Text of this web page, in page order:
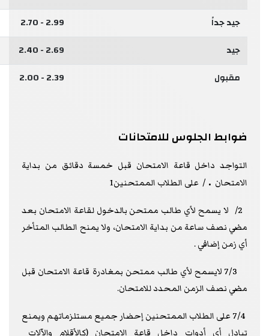
جيد جداً
2.99 - 2.70
جيد
2.69 - 2.40
مقبول
2.39 - 2.00
ضوابط الجلوس للامتحانات
التواجد داخل قاعة الامتحان قبل خمسة دقائق من بداية
الامتحان . / على الطلاب الممتحنين1
2/ لا يسمح لأي طالب ممتحن بالدخول لقاعة الامتحان بعد
مضي نصف ساعة من بداية الامتحان، ولا يمنح الطالب المتأخر
أي زمن إضافي .
7/3 لايسمح لأي طالب ممتحن بمغادرة قاعة الامتحان قبل
مضي نصف الزمن المحدد للامتحان.
7/4 على الطلاب الممتحنين إحضار جميع مستلزماتهم ويمنع
تبادل أي أدوات داخل قاعة الامتحان (كالأقلام والآلات